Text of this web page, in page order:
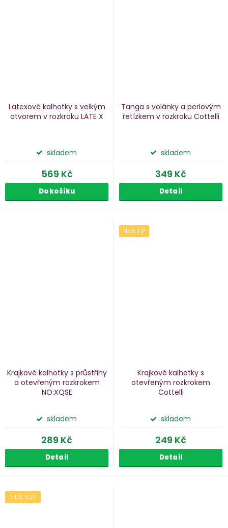
Latexové kalhotky s velkým
otvorem v rozkroku LATE X
skladem
569 Kč
Do košíku
Tanga s volánky a perlovým
řetízkem v rozkroku Cottelli
skladem
349 Kč
Detail
Krajkové kalhotky s průstřihy
a otevřeným rozkrokem
NO:XQSE
skladem
289 Kč
Detail
Náš TIP
Krajkové kalhotky s
otevřeným rozkrokem
Cottelli
skladem
249 Kč
Detail
PLUS SIZE